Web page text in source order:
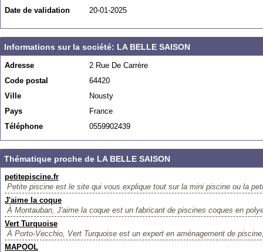
Date de validation
20-01-2025
Informations sur la société: LA BELLE SAISON
Adresse
2 Rue De Carrère
Code postal
64420
Ville
Nousty
Pays
France
Téléphone
0559902439
Thématique proche de LA BELLE SAISON
petitepiscine.fr
Petite piscine est le site qui vous explique tout sur la mini piscine ou la
J'aime la coque
À Montauban, J'aime la coque est un fabricant de piscines coques en
Vert Turquoise
À Porto-Vecchio, Vert Turquoise est un expert en aménagement de
MAPOOL